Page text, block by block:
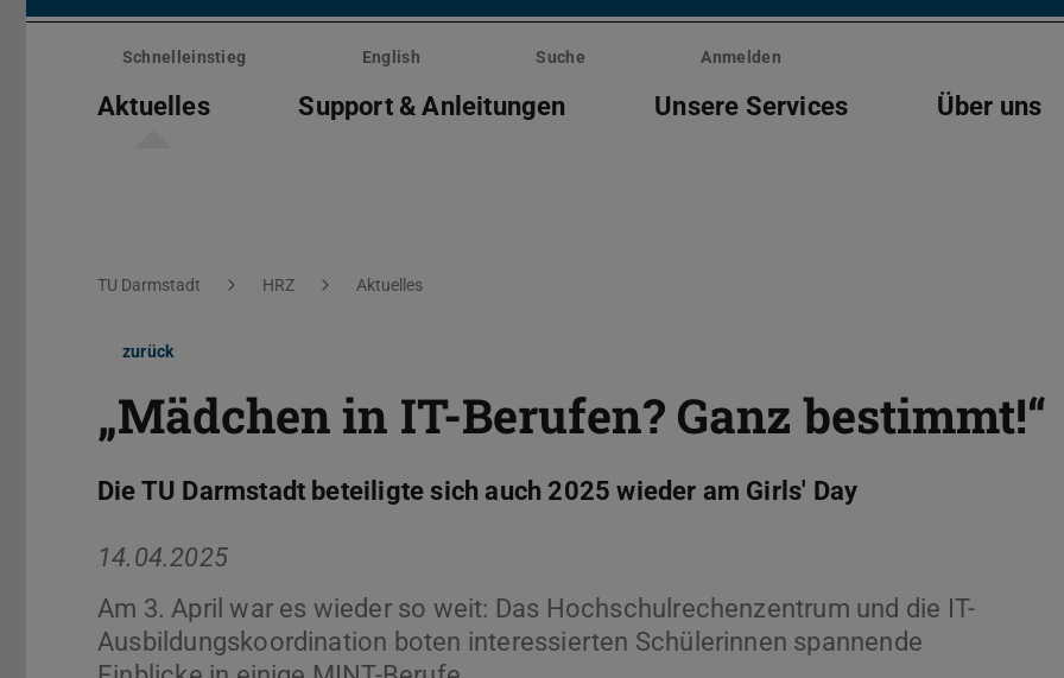
Menü
überspringenSchnelleinstieg English Suche Anmelden
Aktuelles Support & Anleitungen Unsere Services Über uns
Sie befinden sich hier:
TU Darmstadt HRZ Aktuelles
zurück
„Mädchen in IT-Berufen? Ganz bestimmt!“
Die TU Darmstadt beteiligte sich auch 2025 wieder am Girls' Day
14.04.2025
Am 3. April war es wieder so weit: Das Hochschulrechenzentrum und die IT-
Ausbildungskoordination boten interessierten Schülerinnen spannende